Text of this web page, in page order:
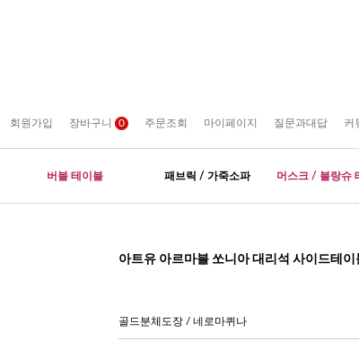
회원가입 장바구니 0 주문조회 마이페이지 질문과대답 커
버블 테이블 패브릭 / 가죽소파 머스크 / 블랑슈
아트유 아르마블 쏘니아 대리석 사이드테이
골드분체도장 / 네로마퀴나